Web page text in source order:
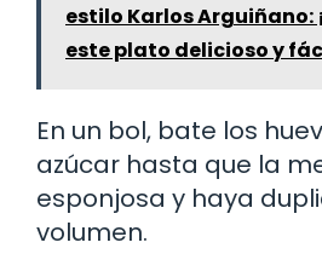
estilo Karlos Arguiñano:
este plato delicioso y
En un bol, bate los
azúcar hasta que la
esponjosa y haya
volumen.